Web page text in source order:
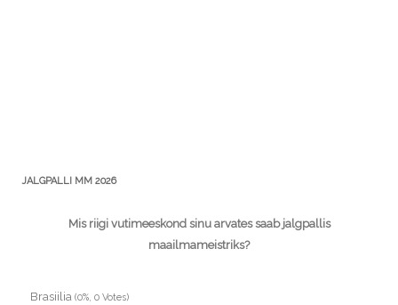
JALGPALLI MM 2026
Mis riigi vutimeeskond sinu arvates saab jalgpallis
maailmameistriks?
Brasiilia (0%, 0 Votes)